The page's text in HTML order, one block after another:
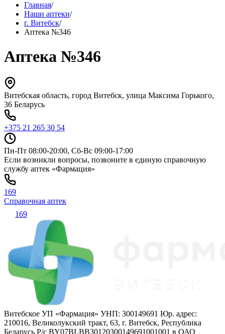
Главная/
Наши аптеки/
г. Витебск/
Аптека №346
Аптека №346
Витебская область, город Витебск, улица Максима Горького,
36 Беларусь
+375 21 265 30 54
Пн-Пт 08:00-20:00, Сб-Вс 09:00-17:00
Если возникли вопросы, позвоните в единую справочную
службу аптек «Фармация»
169
Справочная аптек
169
Витебское УП «Фармация» УНП: 300149691 Юр. адрес:
210016, Великолукский тракт, 63, г. Витебск, Республика
Беларусь Р/с BY07BLBB30120300149691001001 в ОАО